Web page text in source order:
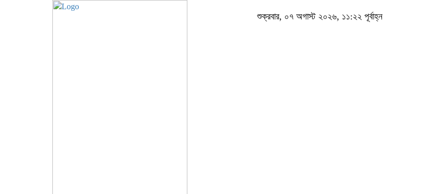
শুক্রবার, ০৭ অগাস্ট ২০২৬, ১১:২২ পূর্বাহ্ন